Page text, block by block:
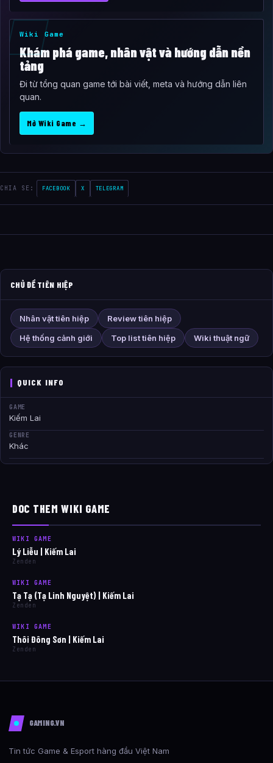
Wiki Game
Khám phá game, nhân vật và hướng dẫn nền
tảng
Đi từ tổng quan game tới bài viết, meta và hướng dẫn liên
quan.
Mở Wiki Game →
CHIA SE: FACEBOOK X TELEGRAM
CHỦ ĐỀ TIÊN HIỆP
Nhân vật tiên hiệp
Review tiên hiệp
Hệ thống cảnh giới
Top list tiên hiệp Wiki thuật ngữ
QUICK INFO
GAME
Kiếm Lai
GENRE
Khác
DOC THEM WIKI GAME
WIKI GAME
Lý Liễu | Kiếm Lai
Zenden
WIKI GAME
Tạ Tạ (Tạ Linh Nguyệt) | Kiếm Lai
Zenden
WIKI GAME
Thôi Đông Sơn | Kiếm Lai
Zenden
GAMING.VN
Tin tức Game & Esport hàng đầu Việt Nam